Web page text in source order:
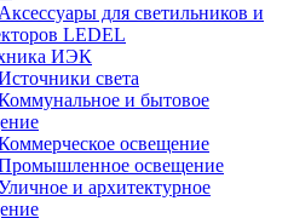
для светильников и
LEDEL
ИЭК
света
и бытовое
освещение
освещение
и архитектурное